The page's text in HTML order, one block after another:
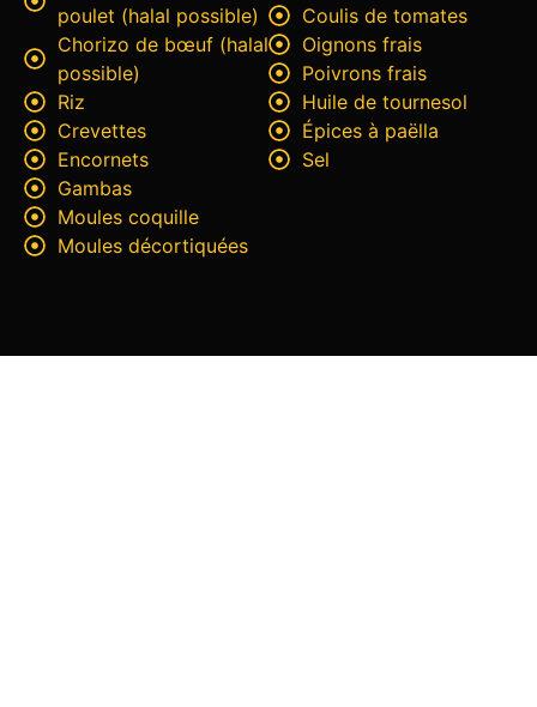
poulet (halal possible)
Chorizo de bœuf (halal
possible)
Riz
Crevettes
Encornets
Gambas
Moules coquille
Moules décortiquées
Coulis de tomates
Oignons frais
Poivrons frais
Huile de tournesol
Épices à paëlla
Sel